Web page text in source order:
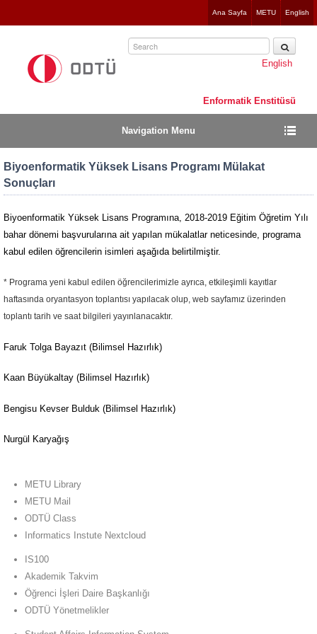
to
Ana Sayfa METU English
Enformatik Enstitüsü
Navigation Menu
Biyoenformatik Yüksek Lisans Programı Mülakat
Sonuçları
English
Biyoenformatik Yüksek Lisans Programına, 2018-2019 Eğitim Öğretim Yılı
bahar dönemi başvurularına ait yapılan mükalatlar neticesinde, programa
kabul edilen öğrencilerin isimleri aşağıda belirtilmiştir.
* Programa yeni kabul edilen öğrencilerimizle ayrıca, etkileşimli kayıtlar
haftasında oryantasyon toplantısı yapılacak olup, web sayfamız üzerinden
toplantı tarih ve saat bilgileri yayınlanacaktır.
Faruk Tolga Bayazıt (Bilimsel Hazırlık)
Kaan Büyükaltay (Bilimsel Hazırlık)
Bengisu Kevser Bulduk (Bilimsel Hazırlık)
Nurgül Karyağış
METU Library
METU Mail
ODTÜ Class
Informatics Instute Nextcloud
IS100
Akademik Takvim
Öğrenci İşleri Daire Başkanlığı
ODTÜ Yönetmelikler